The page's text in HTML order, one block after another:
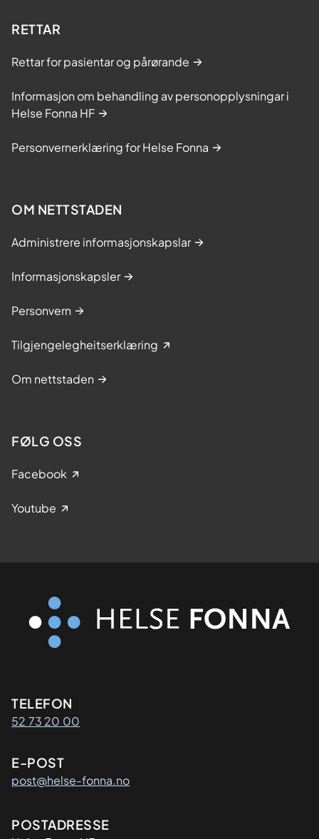
RETTAR
Rettar for pasientar og pårørande
Informasjon om behandling av personopplysningar i
Helse Fonna HF
Personvernerklæring for Helse Fonna
OM NETTSTADEN
Administrere informasjonskapslar
Informasjonskapsler
Personvern
Tilgjengelegheitserklæring
Om nettstaden
FØLG OSS
Facebook
Youtube
Kontaktinformasjon
TELEFON
52 73 20 00
E-POST
post@helse-fonna.no
Adresse
POSTADRESSE